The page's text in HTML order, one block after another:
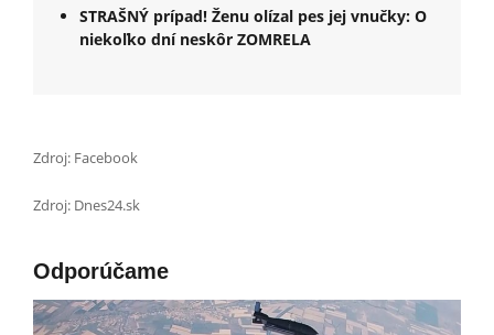
STRAŠNÝ prípad! Ženu olízal pes jej vnučky: O
niekoľko dní neskôr ZOMRELA
Zdroj: Facebook
Zdroj: Dnes24.sk
Odporúčame